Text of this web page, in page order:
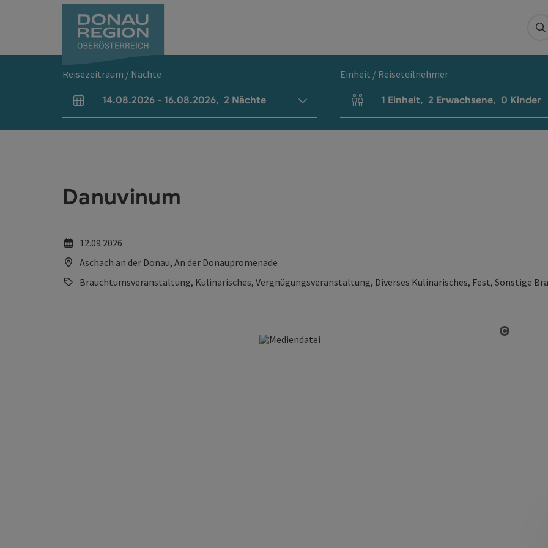
Reisezeitraum / Nächte
An- und Abreisefelder
14.08.2026 - 16.08.2026, 2 Nächte
Einheit / Reiseteilnehmer
Einheitenanzahl und Personenfelder
1 Einheit, 2 Erwachsene, 0 Kinder
Danuvinum
12.09.2026
Aschach an der Donau, An der Donaupromenade
Brauchtumsveranstaltung, Kulinarisches, Vergnügungsveranstaltung, Diverses Kulinarisches, Fest, Sonstige